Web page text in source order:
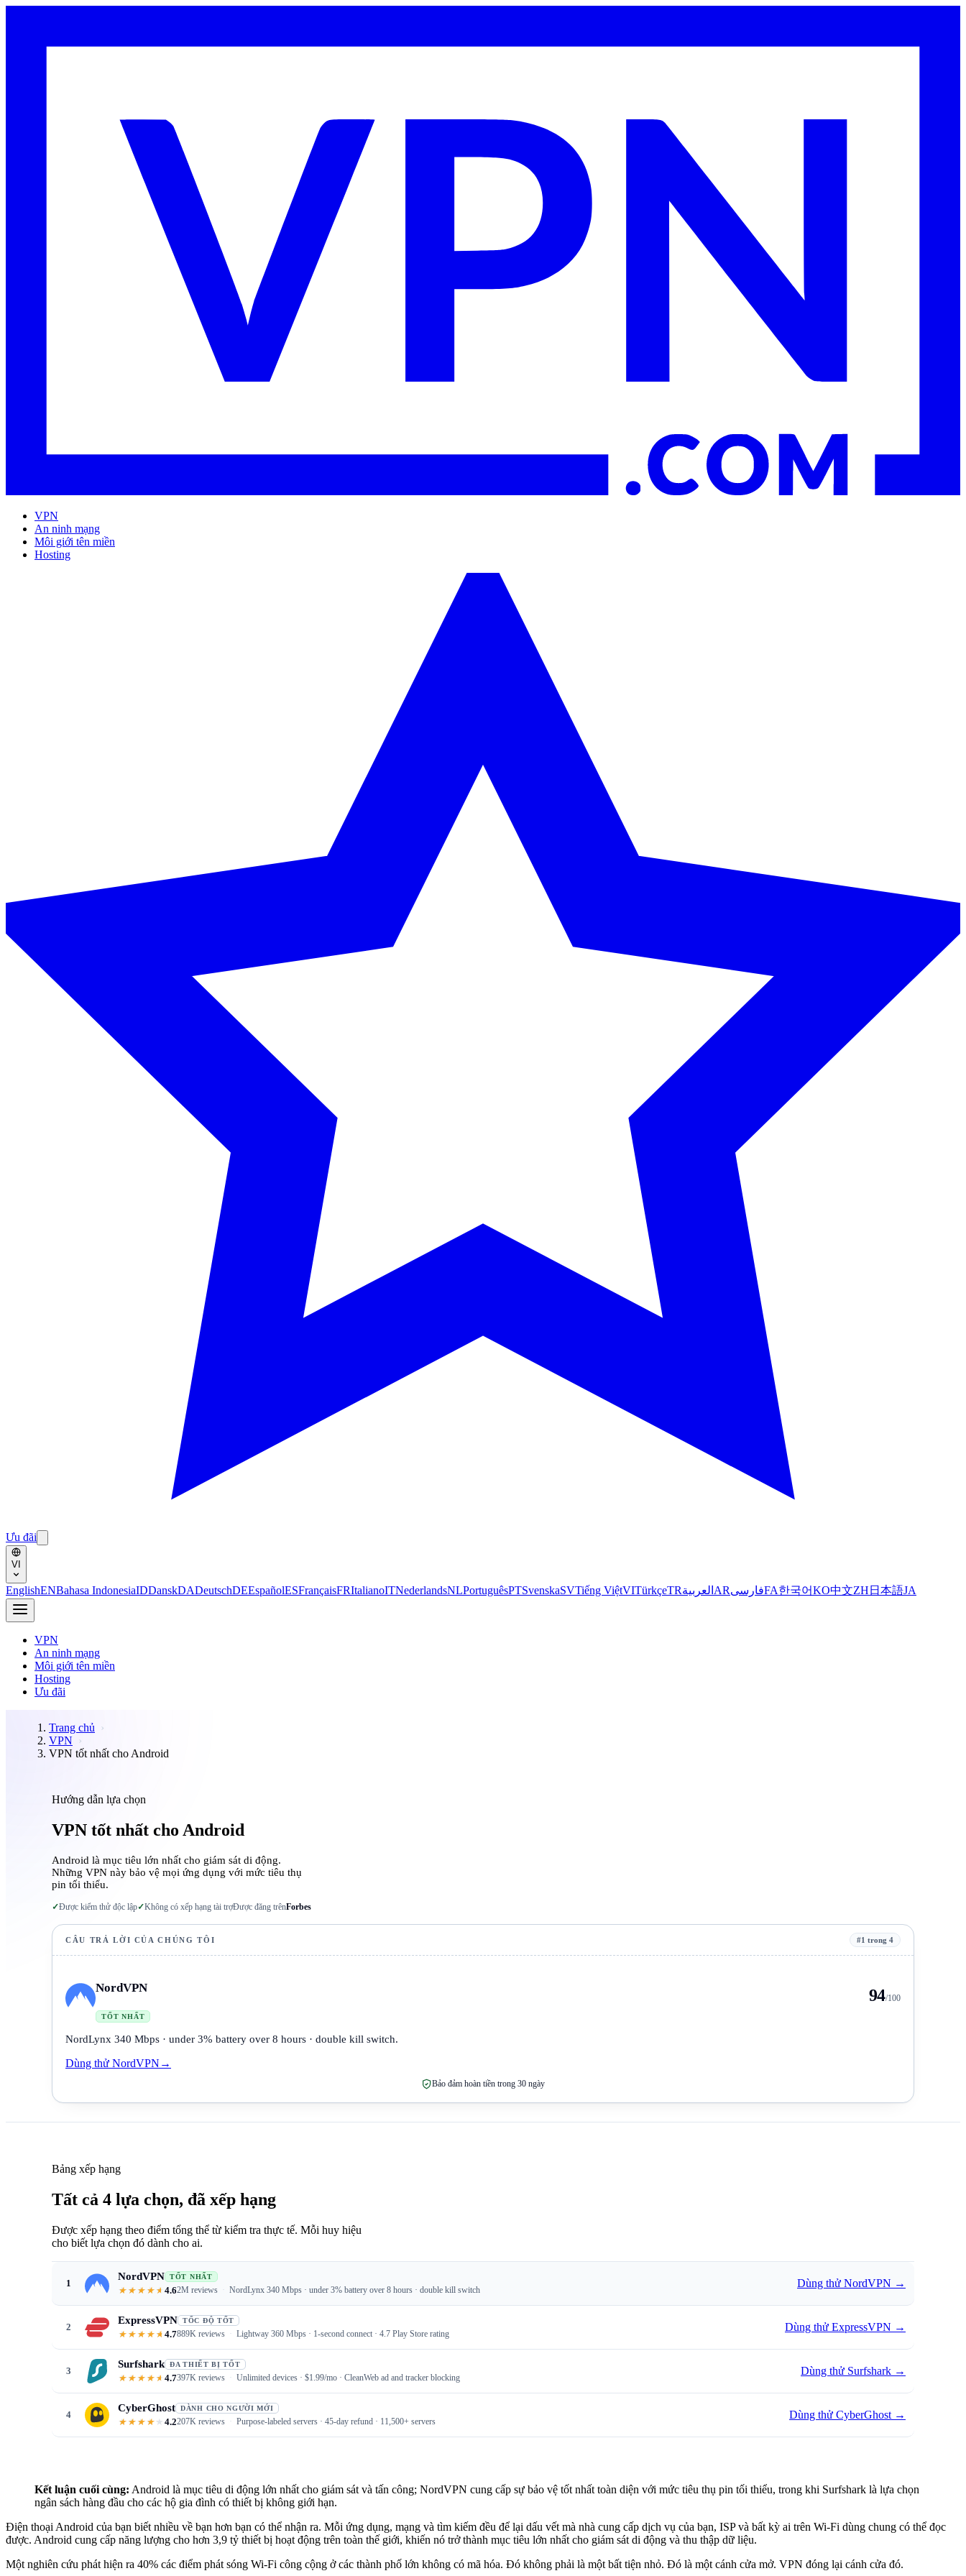
VPN
An ninh mạng
Môi giới tên miền
Hosting
Ưu đãi
VI
EnglishENBahasa IndonesiaIDDanskDADeutschDEEspañolESFrançaisFRItalianoITNederlandsNLPortuguêsPTSvenskaSVTiếng ViệtVITürkçeTRالعربية ARفارسیFA한국어KO中文ZH 日本語JA
VPN
An ninh mạng
Môi giới tên miền
Hosting
Ưu đãi
Trang chủ
VPN
VPN tốt nhất cho Android
Hướng dẫn lựa chọn
VPN tốt nhất cho Android
Android là mục tiêu lớn nhất cho giám sát di động.
Những VPN này bảo vệ mọi ứng dụng với mức tiêu thụ
pin tối thiểu.
✓Được kiểm thử độc lập✓Không có xếp hạng tài trợĐược đăng trênForbes
CÂU TRẢ LỜI CỦA CHÚNG TÔI #1 trong 4
NordVPN
TỐT NHẤT
94/100
NordLynx 340 Mbps · under 3% battery over 8 hours · double kill switch.
Dùng thử NordVPN →
Bảo đảm hoàn tiền trong 30 ngày
Bảng xếp hạng
Tất cả 4 lựa chọn, đã xếp hạng
Được xếp hạng theo điểm tổng thể từ kiểm tra thực tế. Mỗi huy hiệu
cho biết lựa chọn đó dành cho ai.
1
NordVPN TỐT NHẤT
4.62M reviews NordLynx 340 Mbps · under 3% battery over 8 hours · double kill switch
Dùng thử NordVPN →
2
ExpressVPN TỐC ĐỘ TỐT
4.7889K reviews Lightway 360 Mbps · 1-second connect · 4.7 Play Store rating
Dùng thử ExpressVPN →
3
Surfshark ĐA THIẾT BỊ TỐT
4.7397K reviews Unlimited devices · $1.99/mo · CleanWeb ad and tracker blocking
Dùng thử Surfshark →
4
CyberGhost DÀNH CHO NGƯỜI MỚI
4.2207K reviews Purpose-labeled servers · 45-day refund · 11,500+ servers
Dùng thử CyberGhost →
Kết luận cuối cùng: Android là mục tiêu di động lớn nhất cho giám sát và tấn công; NordVPN cung cấp sự bảo vệ tốt nhất toàn diện với mức tiêu thụ pin tối thiểu, trong khi Surfshark là lựa chọn
ngân sách hàng đầu cho các hộ gia đình có thiết bị không giới hạn.
Điện thoại Android của bạn biết nhiều về bạn hơn bạn có thể nhận ra. Mỗi ứng dụng, mạng và tìm kiếm đều để lại dấu vết mà nhà cung cấp dịch vụ của bạn, ISP và bất kỳ ai trên Wi-Fi dùng chung có thể đọc
được. Android cung cấp năng lượng cho hơn 3,9 tỷ thiết bị hoạt động trên toàn thế giới, khiến nó trở thành mục tiêu lớn nhất cho giám sát di động và thu thập dữ liệu.
Một nghiên cứu phát hiện ra 40% các điểm phát sóng Wi-Fi công cộng ở các thành phố lớn không có mã hóa. Đó không phải là một bất tiện nhỏ. Đó là một cánh cửa mở. VPN đóng lại cánh cửa đó.